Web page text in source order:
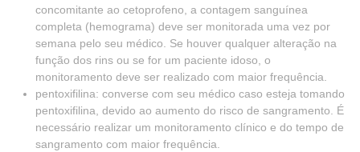
concomitante ao cetoprofeno, a contagem sanguínea
completa (hemograma) deve ser monitorada uma vez por
semana pelo seu médico. Se houver qualquer alteração na
função dos rins ou se for um paciente idoso, o
monitoramento deve ser realizado com maior frequência.
pentoxifilina: converse com seu médico caso esteja tomando
pentoxifilina, devido ao aumento do risco de sangramento. É
necessário realizar um monitoramento clínico e do tempo de
sangramento com maior frequência.